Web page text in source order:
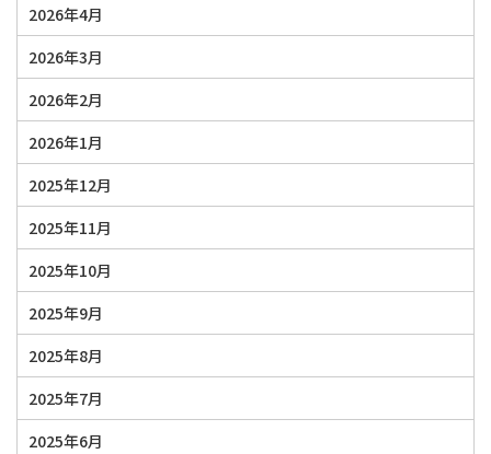
2026年4月
2026年3月
2026年2月
2026年1月
2025年12月
2025年11月
2025年10月
2025年9月
2025年8月
2025年7月
2025年6月